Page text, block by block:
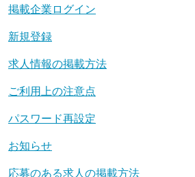
掲載企業ログイン
新規登録
求人情報の掲載方法
ご利用上の注意点
パスワード再設定
お知らせ
応募のある求人の掲載方法